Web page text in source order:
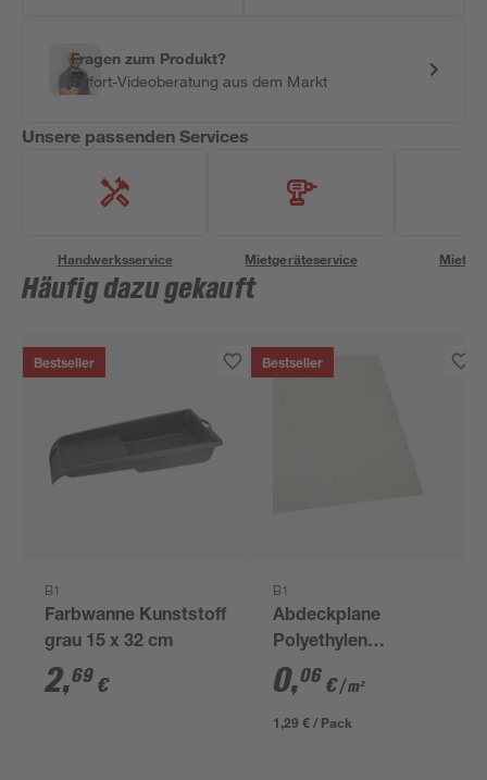
Fragen zum Produkt?
Sofort-Videoberatung aus dem Markt
Unsere passenden Services
Handwerksservice Mietgeräteservice
Häufig dazu gekauft
Bestseller
B1
Farbwanne Kunststoff
grau 15 x 32 cm
2,69 €
Bestseller
B1
Abdeckplane
Polyethylen
transparent 4 x 5 m
0,06 €/ m²
1,29 € / Pack